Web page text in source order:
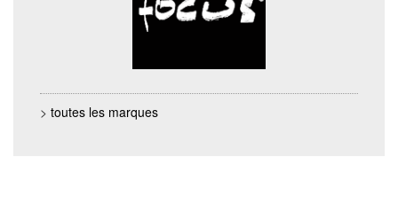
> toutes les marques